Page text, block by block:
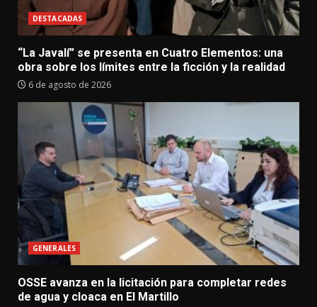
DESTACADAS
“La Javalí” se presenta en Cuatro Elementos: una
obra sobre los límites entre la ficción y la realidad
6 de agosto de 2026
GENERALES
OSSE avanza en la licitación para completar redes
de agua y cloaca en El Martillo